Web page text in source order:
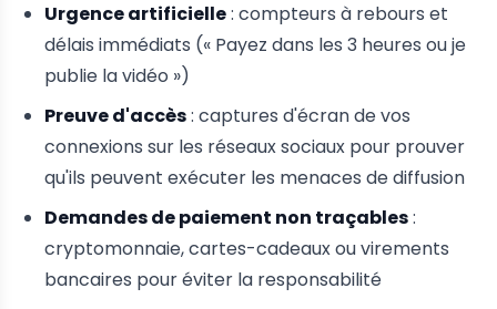
Urgence artificielle: compteurs à rebours et
délais immédiats (« Payez dans les 3 heures ou je
publie la vidéo »)
Preuve d'accès: captures d'écran de vos
connexions sur les réseaux sociaux pour prouver
qu'ils peuvent exécuter les menaces de diffusion
Demandes de paiement non traçables:
cryptomonnaie, cartes-cadeaux ou virements
bancaires pour éviter la responsabilité